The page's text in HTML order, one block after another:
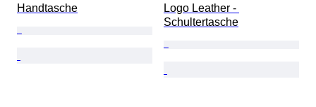
Handtasche
Logo Leather -
Schultertasche